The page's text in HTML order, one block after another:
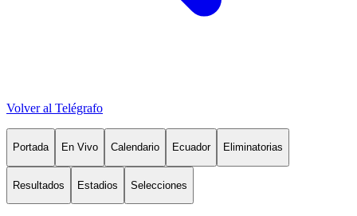
Volver al Telégrafo
Portada En Vivo Calendario Ecuador Eliminatorias
Resultados Estadios Selecciones